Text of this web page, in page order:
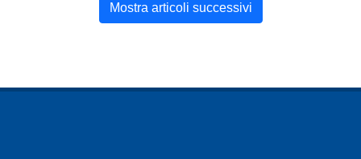
Mostra articoli successivi